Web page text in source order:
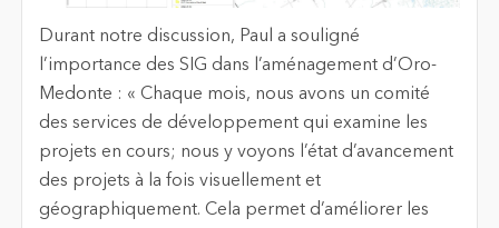
Durant notre discussion, Paul a souligné
l’importance des SIG dans l’aménagement d’Oro-
Medonte : « Chaque mois, nous avons un comité
des services de développement qui examine les
projets en cours; nous y voyons l’état d’avancement
des projets à la fois visuellement et
géographiquement. Cela permet d’améliorer les